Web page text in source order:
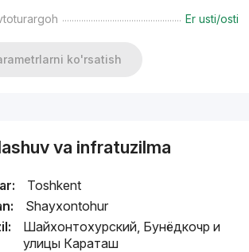
Er usti/osti
ko'rsatish
va infratuzilma
Toshkent
Shayxontohur
Шайхонтохурский, Бунёдкочр и
улицы Караташ